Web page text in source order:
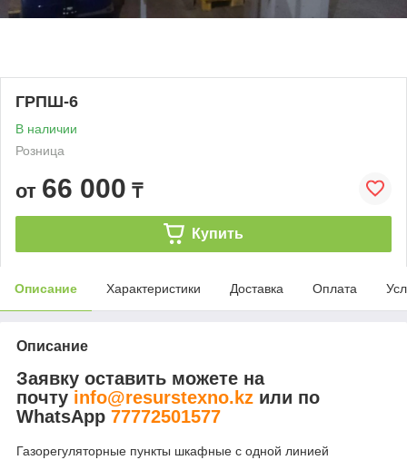
ГРПШ-6
В наличии
Розница
от 66 000 ₸
Купить
Описание Характеристики Доставка Оплата
Описание
Заявку оставить можете на
почту info@resurstexno.kz или по
WhatsApp 77772501577
Газорегуляторные пункты шкафные с одной линией